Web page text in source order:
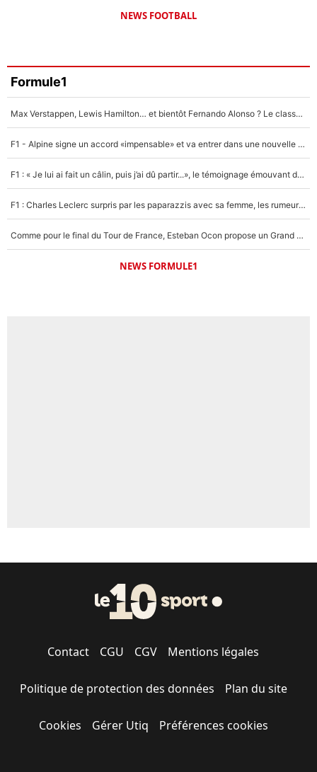
NEWS FOOTBALL
Formule1
Max Verstappen, Lewis Hamilton… et bientôt Fernando Alonso ? Le classement des pilotes les mieux payés en Formule 1 risque de changer !
F1 - Alpine signe un accord «impensable» et va entrer dans une nouvelle dimension : Grande nouvelle pour Pierre Gasly !
F1 : « Je lui ai fait un câlin, puis j’ai dû partir...», le témoignage émouvant de Max Verstappen sur sa fille
F1 : Charles Leclerc surpris par les paparazzis avec sa femme, les rumeurs étaient vraies !
Comme pour le final du Tour de France, Esteban Ocon propose un Grand Prix de Formule 1 à Paris : «Autour de l’Arc de Triomphe, ce serait génial» !
NEWS FORMULE1
Contact CGU CGV Mentions légales
Politique de protection des données Plan du site
Cookies Gérer Utiq Préférences cookies